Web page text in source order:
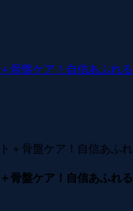
骨盤ケア！自信あふれ
骨盤ケア！自信あふれ